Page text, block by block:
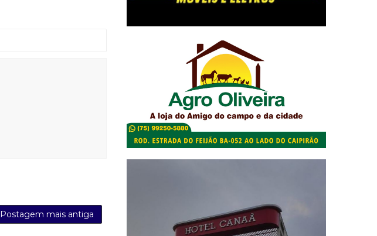
Postagem mais antiga